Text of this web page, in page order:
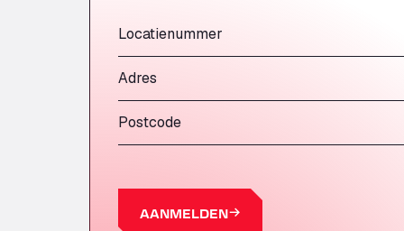
Locatienummer
Adres
Postcode
AANMELDEN